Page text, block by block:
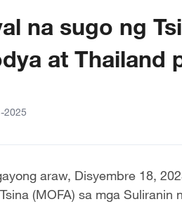
na sugo ng
at Thailand
2025
araw, Disyembre 18,
(MOFA) sa mga